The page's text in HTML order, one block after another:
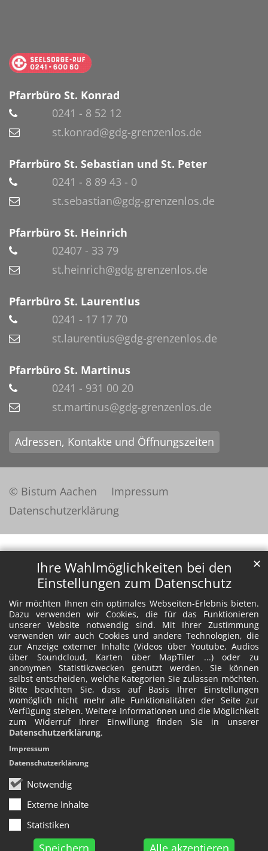
Ihre Wahlmöglichkeiten bei den
Einstellungen zum Datenschutz
Wir möchten Ihnen ein optimales Webseiten-Erlebnis bieten.
Dazu verwenden wir Cookies, die für das Funktionieren
unserer Website notwendig sind. Mit Ihrer Zustimmung
verwenden wir auch Cookies und andere Technologien, die
zur Anzeige externer Inhalte (Videos über Youtube, Audios
über Soundcloud, Karten über MapTiler ...) oder zu
anonymen Statistikzwecken genutzt werden. Sie können
selbst entscheiden, welche Kategorien Sie zulassen möchten.
Bitte beachten Sie, dass auf Basis Ihrer Einstellungen
womöglich nicht mehr alle Funktionalitäten der Seite zur
Verfügung stehen. Weitere Informationen und die Möglichkeit
zum Widerruf Ihrer Einwillung finden Sie in unserer
Datenschutzerklärung.
Notwendig
Externe Inhalte
Statistiken
Speichern Alle akzeptieren
✕
Impressum
Datenschutzerklärung
Pfarrbüro St. Konrad
0241 - 8 52 12
st.konrad@gdg-grenzenlos.de
Pfarrbüro St. Sebastian und St. Peter
0241 - 8 89 43 - 0
st.sebastian@gdg-grenzenlos.de
Pfarrbüro St. Heinrich
02407 - 33 79
st.heinrich@gdg-grenzenlos.de
Pfarrbüro St. Laurentius
0241 - 17 17 70
st.laurentius@gdg-grenzenlos.de
Pfarrbüro St. Martinus
0241 - 931 00 20
st.martinus@gdg-grenzenlos.de
Adressen, Kontakte und Öffnungszeiten
© Bistum Aachen
Impressum
Datenschutzerklärung